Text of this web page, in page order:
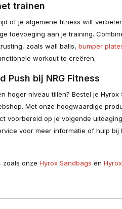
trainen
of je algemene fitness wilt
toevoeging aan je training.
zoals wall balls, bumper
workout te creëren.
Push bij NRG Fitness
hoger niveau tillen? Bestel je Hyrox
Met onze hoogwaardige
voorbereid op je volgende
voor meer informatie of hulp bij
zoals onze Hyrox Sandbags en